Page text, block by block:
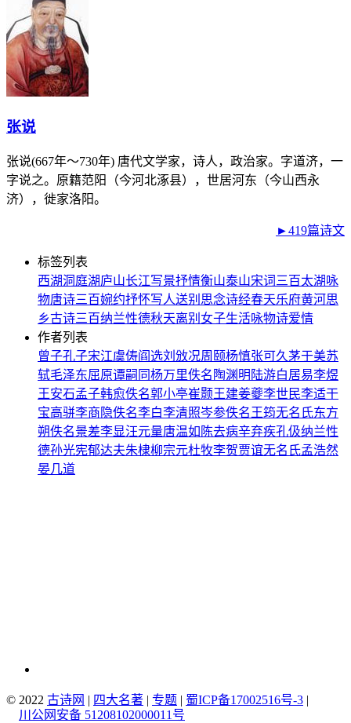
张说
张说(667年～730年) 唐代文学家，诗人，政治家。字道济，一
字说之。原籍范阳（今河北涿县），世居河东（今山西永
济），徙家洛阳。
►419篇诗文
标签列表
西湖洞庭湖庐山长江写景抒情衡山泰山宋词三百太湖 咏
物唐诗三百婉约抒怀写人送别 思念诗经春天乐府黄河思
乡古诗三百纳兰性德秋天离别 女子生活咏物诗爱情
作者列表
曾子孔子宋江虞俦阎选刘攽况周颐杨慎张可久茅于美苏
轼毛泽东屈原谭嗣同杨万里佚名 陶渊明 陆游白居易李煜
王安石孟子韩愈佚名郭小亭崔颢王建姜夔李世民李适干
宝高骈李商隐佚名李白李清照岑参佚名 王筠无名氏东方
朔佚名景差李显汪元量唐温如 陈去病辛弃疾孔伋纳兰性
德孙光宪郁达夫朱棣柳宗元杜牧李贺贾谊无名氏孟浩然
晏几道
© 2022 古诗网 | 四大名著 | 专题 | 蜀ICP备17002516号-3 |
川公网安备 51208102000011号